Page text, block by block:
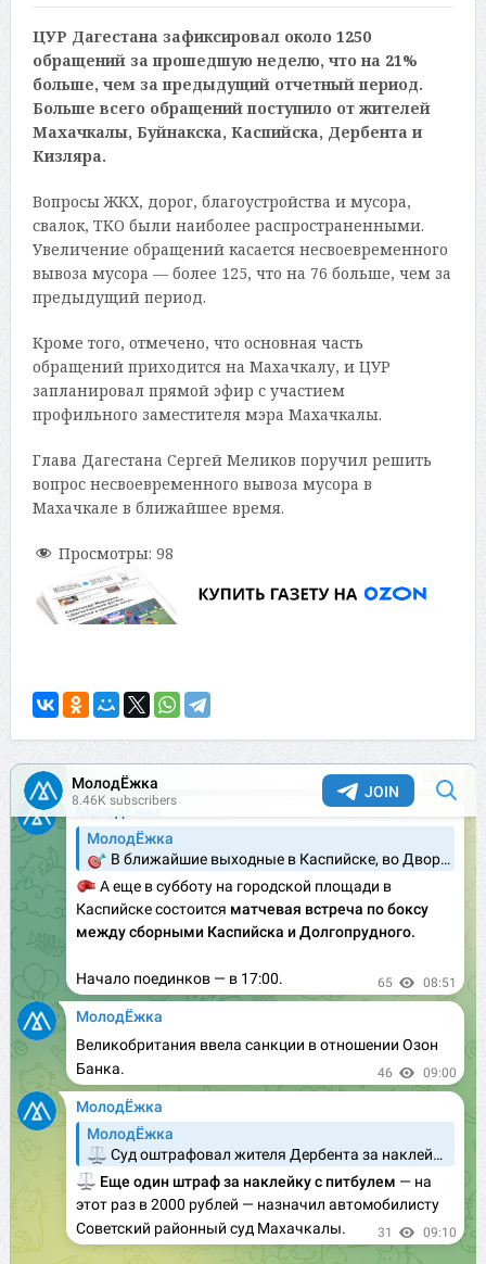
ЦУР Дагестана зафиксировал около 1250
обращений за прошедшую неделю, что на 21%
больше, чем за предыдущий отчетный период.
Больше всего обращений поступило от жителей
Махачкалы, Буйнакска, Каспийска, Дербента и
Кизляра.
Вопросы ЖКХ, дорог, благоустройства и мусора,
свалок, ТКО были наиболее распространенными.
Увеличение обращений касается несвоевременного
вывоза мусора — более 125, что на 76 больше, чем за
предыдущий период.
Кроме того, отмечено, что основная часть
обращений приходится на Махачкалу, и ЦУР
запланировал прямой эфир с участием
профильного заместителя мэра Махачкалы.
Глава Дагестана Сергей Меликов поручил решить
вопрос несвоевременного вывоза мусора в
Махачкале в ближайшее время.
Просмотры: 98